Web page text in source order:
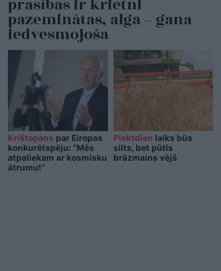
prasības ir krietni
pazeminātas, alga – gana
iedvesmojoša
Krištopans par Eiropas
konkurētspēju: “Mēs
atpaliekam ar kosmisku
ātrumu!”
Piektdien laiks būs
silts, bet pūtīs
brāzmains vējš